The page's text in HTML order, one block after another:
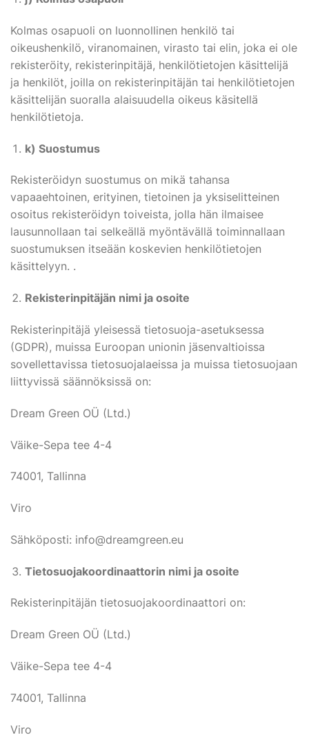
Kolmas osapuoli on luonnollinen henkilö tai
oikeushenkilö, viranomainen, virasto tai elin, joka ei ole
rekisteröity, rekisterinpitäjä, henkilötietojen käsittelijä
ja henkilöt, joilla on rekisterinpitäjän tai henkilötietojen
käsittelijän suoralla alaisuudella oikeus käsitellä
henkilötietoja.
k) Suostumus
Rekisteröidyn suostumus on mikä tahansa
vapaaehtoinen, erityinen, tietoinen ja yksiselitteinen
osoitus rekisteröidyn toiveista, jolla hän ilmaisee
lausunnollaan tai selkeällä myöntävällä toiminnallaan
suostumuksen itseään koskevien henkilötietojen
käsittelyyn. .
Rekisterinpitäjän nimi ja osoite
Rekisterinpitäjä yleisessä tietosuoja-asetuksessa
(GDPR), muissa Euroopan unionin jäsenvaltioissa
sovellettavissa tietosuojalaeissa ja muissa tietosuojaan
liittyvissä säännöksissä on:
Dream Green OÜ (Ltd.)
Väike-Sepa tee 4-4
74001, Tallinna
Viro
Sähköposti: info@dreamgreen.eu
Tietosuojakoordinaattorin nimi ja osoite
Rekisterinpitäjän tietosuojakoordinaattori on:
Dream Green OÜ (Ltd.)
Väike-Sepa tee 4-4
74001, Tallinna
Viro